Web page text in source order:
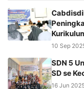
10 Sep
SDN 5
SD se
16 Jun